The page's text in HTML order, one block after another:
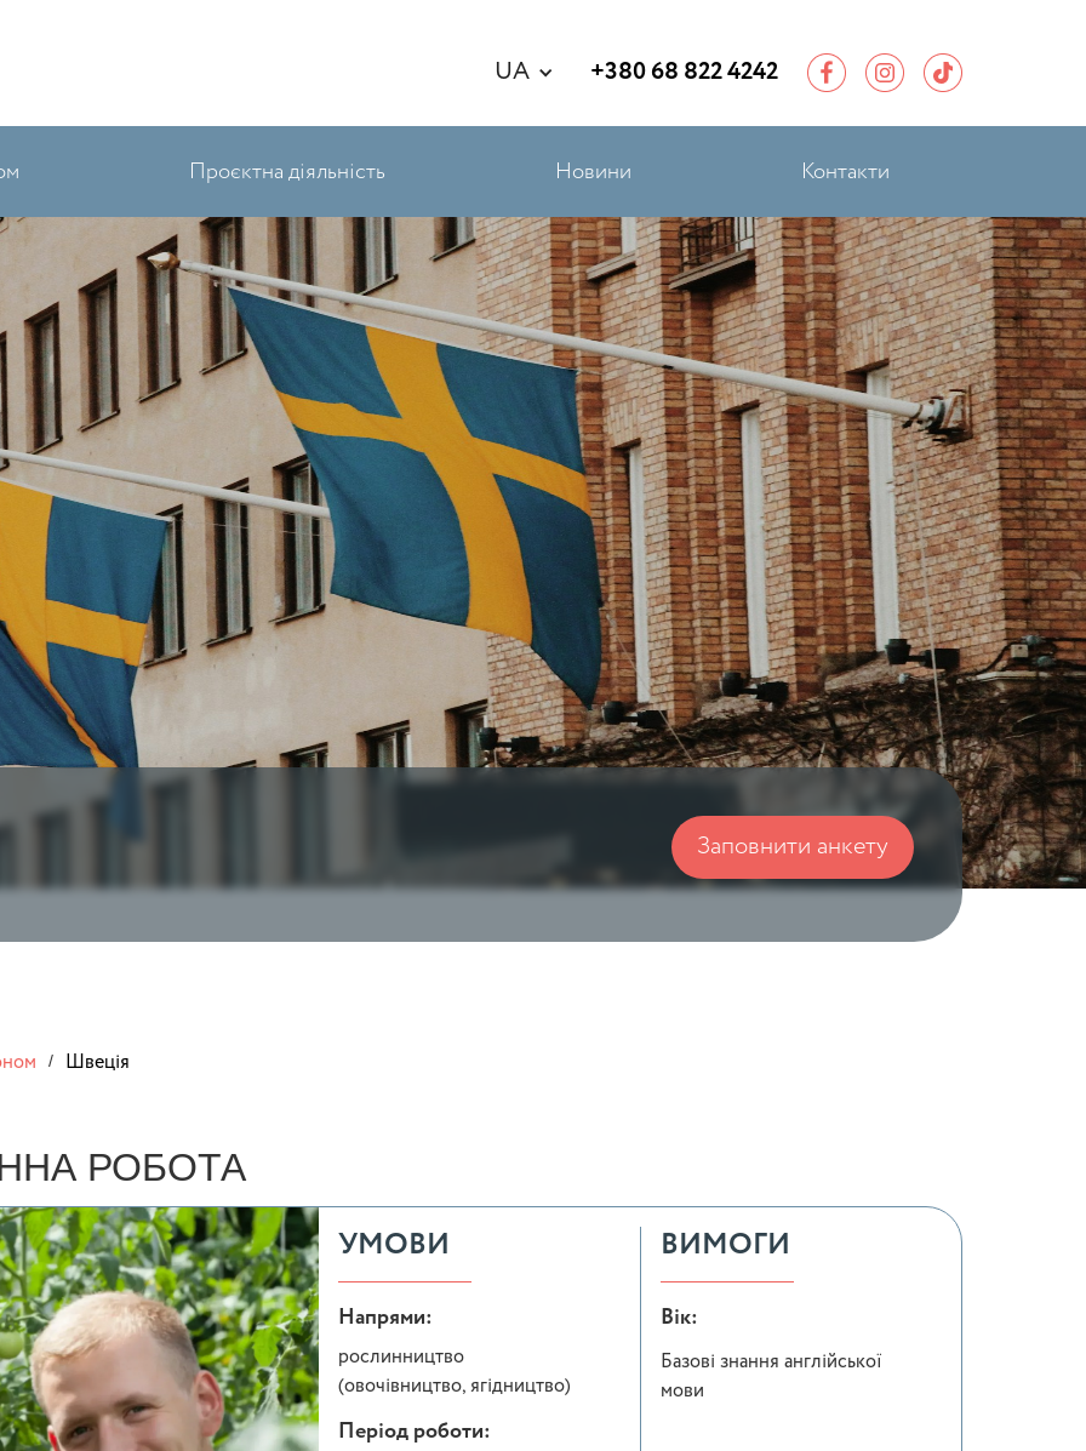
UA +380 68 822 4242
Проєктна діяльність Новини Контакти
Заповнити анкету
/ Швеція
РОБОТА
УМОВИ
Напрями:
рослинництво
(овочівництво, ягідництво)
Період роботи:
ВИМОГИ
Вік:
Базові знання англійської
мови